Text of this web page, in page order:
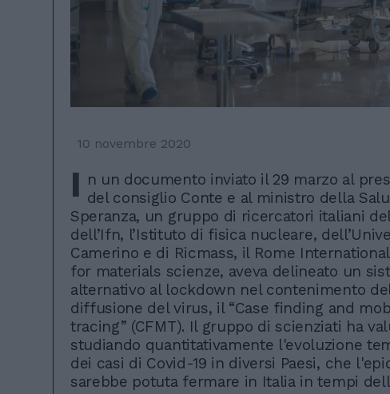
10 novembre 2020
I n un documento inviato il 29 marzo al
del consiglio Conte e al ministro della
Speranza, un gruppo di ricercatori italiani
dell’Ifn, l’Istituto di fisica nucleare,
Camerino e di Ricmass, il Rome
for materials scienze, aveva delineato un
alternativo al lockdown nel contenimento
diffusione del virus, il “Case finding and
tracing” (CFMT). Il gruppo di scienziati ha
studiando quantitativamente l'evoluzione
dei casi di Covid-19 in diversi Paesi, che
sarebbe potuta fermare in Italia in tempi